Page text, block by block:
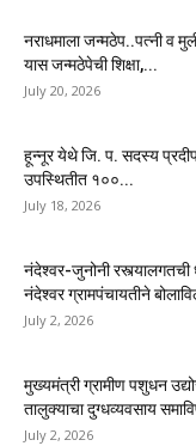
नराधमाला जन्मठेप..पत्नी व
यास जन्मठेपेची शिक्षा,...
July 20, 2026
हून्नूर येथे जि. प. सदस्य
उपस्थितीत १००...
July 18, 2026
नंदेश्वर-जुनोनी रस्त्यालगतची
नंदेश्वर ग्रामपंचायतीने
July 2, 2026
मुख्यमंत्री ग्रामीण पशुधन
तालुक्याचा दुग्धव्यवसाय
July 2, 2026